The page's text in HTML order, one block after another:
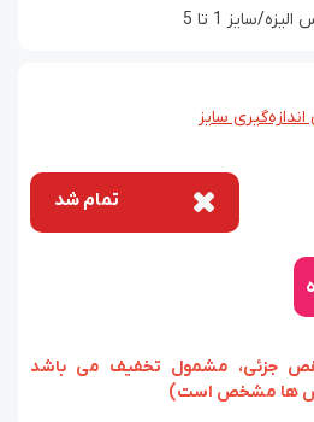
سایز 1 تا 5
اندازه‌گیری سایز
تمام شد
جزئی، مشمول تخفیف می باشد
ها مشخص است)